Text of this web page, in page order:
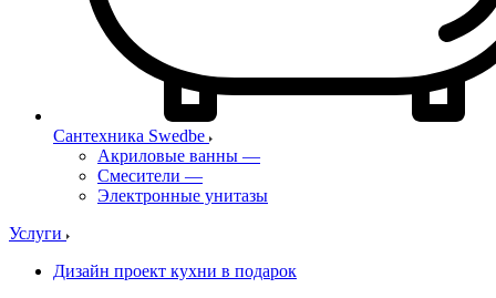
Сантехника Swedbe
Акриловые ванны —
Смесители —
Электронные унитазы
Услуги
Дизайн проект кухни в подарок